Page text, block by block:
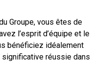
Groupe, vous êtes de
l’esprit d’équipe et le
bénéficiez idéalement
significative réussie dans